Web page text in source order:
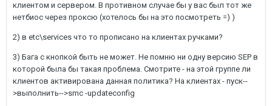
клиентом и сервером. В противном случае бы у вас был тот же
нетбиос через проксю (хотелось бы на это посмотреть =) )
2) в etc\services что то прописано на клиентах ручками?
3) Бага с кнопкой быть не может. Не помню ни одну версию SEP в
которой была бы такая проблема. Смотрите - на этой группе ли
клиентов активирована данная политика? На клиентах - пуск--
>выполнить-->smc -updateconfig